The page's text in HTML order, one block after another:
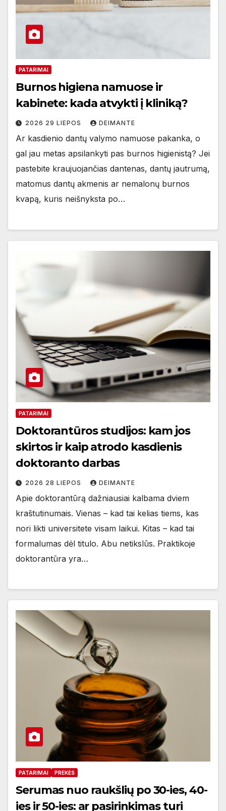
PATARIMAI
Burnos higiena namuose ir
kabinete: kada atvykti į kliniką?
2026 29 LIEPOS DEIMANTE
Ar kasdienio dantų valymo namuose pakanka, o
gal jau metas apsilankyti pas burnos higienistą? Jei
pastebite kraujuojančias dantenas, dantų jautrumą,
matomus dantų akmenis ar nemalonų burnos
kvapą, kuris neišnyksta po…
PATARIMAI
Doktorantūros studijos: kam jos
skirtos ir kaip atrodo kasdienis
doktoranto darbas
2026 28 LIEPOS DEIMANTE
Apie doktorantūrą dažniausiai kalbama dviem
kraštutinumais. Vienas – kad tai kelias tiems, kas
nori likti universitete visam laikui. Kitas – kad tai
formalumas dėl titulo. Abu netikslūs. Praktikoje
doktorantūra yra…
PATARIMAI PREKĖS
Serumas nuo raukšlių po 30-ies, 40-
ies ir 50-ies: ar pasirinkimas turi